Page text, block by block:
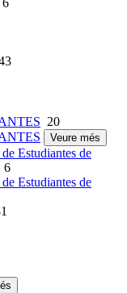
6
20
Veure més
Estudiantes de
6
Estudiantes de